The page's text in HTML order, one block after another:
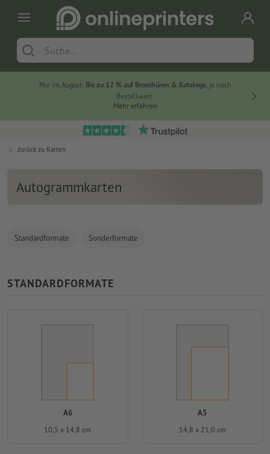
Nur im August: Bis zu 12 % auf Broschüren & Kataloge, je nach
Bestellwert.
Mehr erfahren
zurück zu Karten
Autogrammkarten
Standardformate Sonderformate
STANDARDFORMATE
A6
10,5 x 14,8 cm
A5
14,8 x 21,0 cm